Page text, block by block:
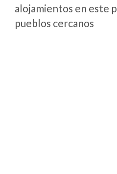
alojamientos en este
pueblos cercanos